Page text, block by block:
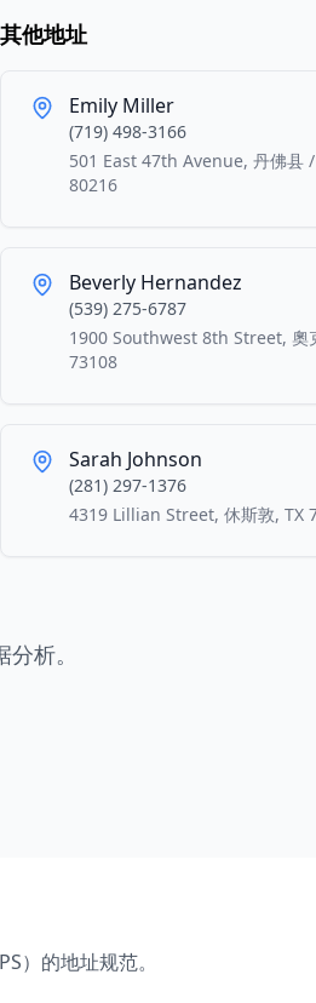
其他地址
Emily Miller
(719) 498-3166
501 East 47th Avenue, 丹佛县
80216
Beverly Hernandez
(539) 275-6787
1900 Southwest 8th Street, 奧
73108
Sarah Johnson
(281) 297-1376
4319 Lillian Street, 休斯敦, TX
析。
）的地址规范。